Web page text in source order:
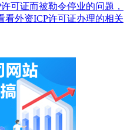
可证而被勒令停业的问题，
看外资ICP许可证办理的相关